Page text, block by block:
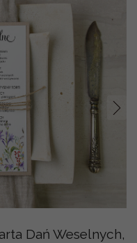
Dań Weselnych,